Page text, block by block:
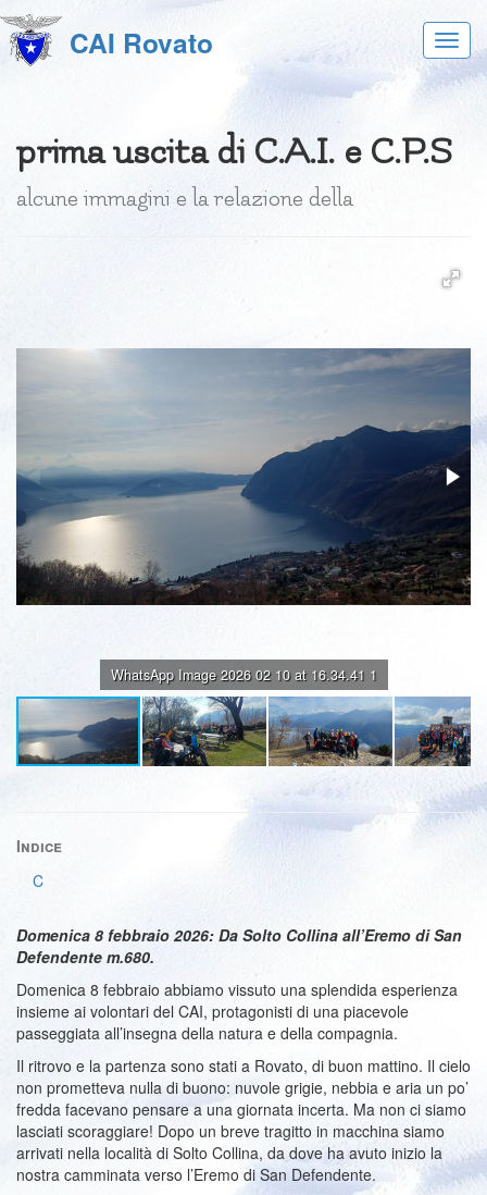
al
menu
CAI Rovato
prima uscita di C.A.I. e C.P.S
alcune immagini e la relazione della
WhatsApp Image 2026 02 10 at 16.34.41 1
Indice
C
Domenica 8 febbraio 2026: Da Solto Collina all’Eremo di San
Defendente m.680.
Domenica 8 febbraio abbiamo vissuto una splendida esperienza
insieme ai volontari del CAI, protagonisti di una piacevole
passeggiata all’insegna della natura e della compagnia.
Il ritrovo e la partenza sono stati a Rovato, di buon mattino. Il cielo
non prometteva nulla di buono: nuvole grigie, nebbia e aria un po’
fredda facevano pensare a una giornata incerta. Ma non ci siamo
lasciati scoraggiare! Dopo un breve tragitto in macchina siamo
arrivati nella località di Solto Collina, da dove ha avuto inizio la
nostra camminata verso l’Eremo di San Defendente.